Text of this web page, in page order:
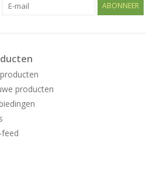
ABONNEER
producten
feed